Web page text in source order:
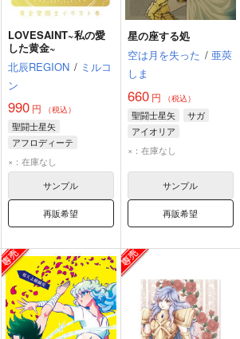
LOVESAINT~私の愛
した黄金~
北辰REGION / ミルコ
ン
990 円 （税込）
聖闘士星矢
アフロディーテ
×：在庫なし
サンプル
再販希望
星の座する処
空は月を失った / 亜莢
しま
660円 （税込）
聖闘士星矢
サガ
アイオリア
アフロディーテ
×：在庫なし
サンプル
再販希望